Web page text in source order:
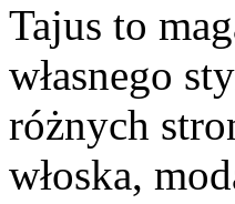
Tajus to
własnego
różnych
włoska,